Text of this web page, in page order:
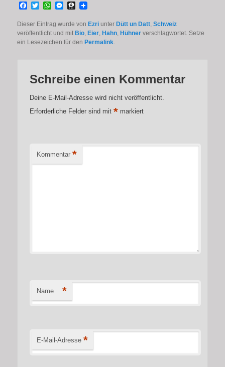
Facebook
TwitterWhatsApp
Messenger
Threema
Dieser Eintrag wurde von Ezri unter Dütt un Datt,Schweiz
veröffentlicht und mit Bio, Eier, Hahn, Hühner verschlagwortet. Setze
ein Lesezeichen für den Permalink.
Schreibe einen Kommentar
Deine E-Mail-Adresse wird nicht veröffentlicht.
Erforderliche Felder sind mit* markiert
Kommentar *
Name *
E-Mail-Adresse *